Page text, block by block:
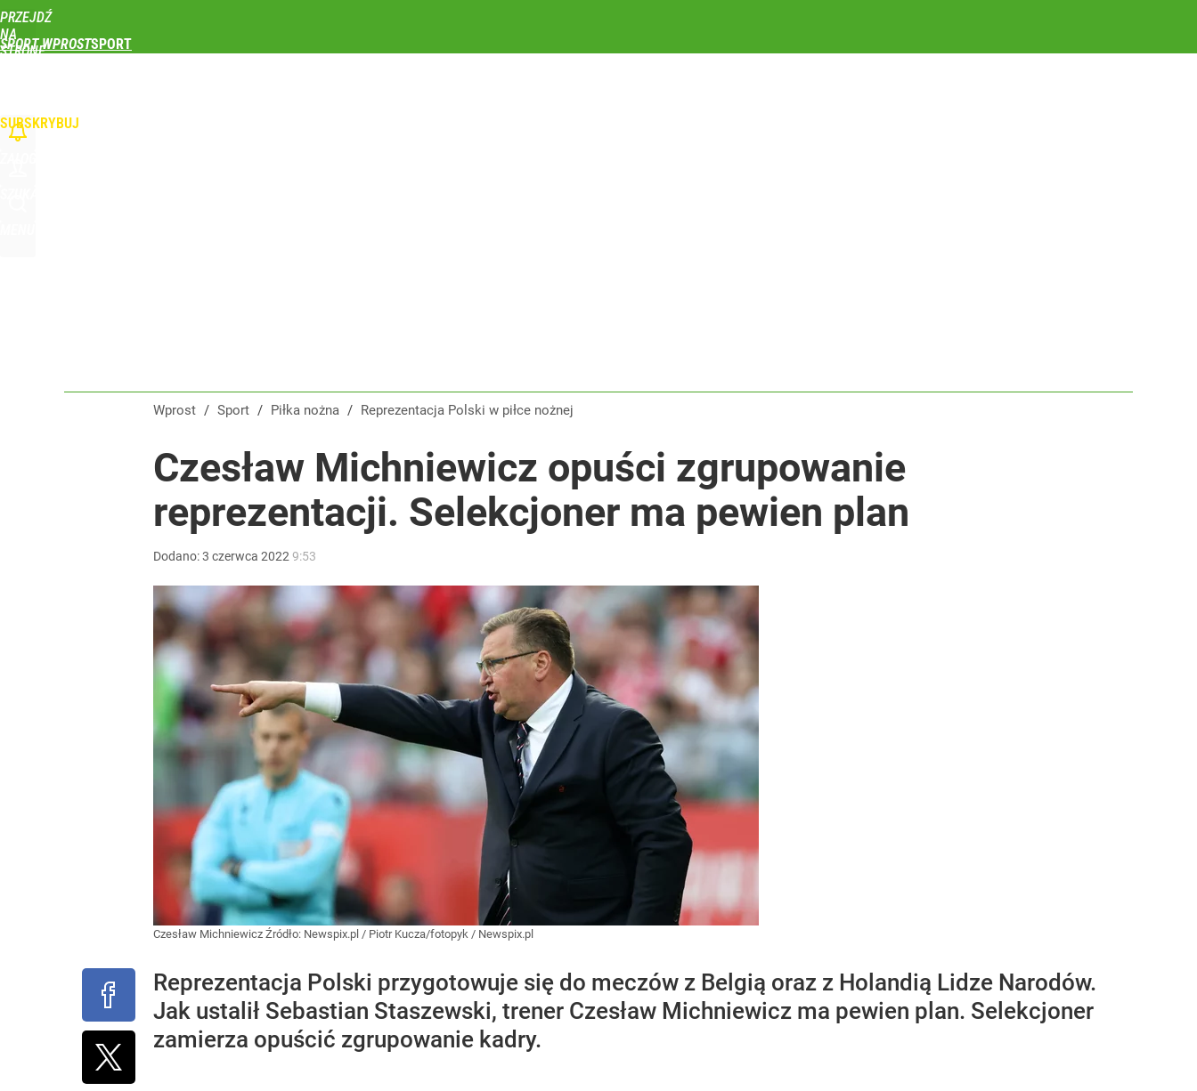
PRZEJDŹ
NA
STRONĘ
SPORT WPROST
SUBSKRYBUJ
Wprost / Sport / Piłka nożna / Reprezentacja Polski w piłce nożnej
Czesław Michniewicz opuści zgrupowanie
reprezentacji. Selekcjoner ma pewien plan
Dodano:3 czerwca 2022 9:53
Czesław Michniewicz Źródło: Newspix.pl / Piotr Kucza/fotopyk / Newspix.pl
Reprezentacja Polski przygotowuje się do meczów z Belgią oraz z Holandią Lidze Narodów.
Jak ustalił Sebastian Staszewski, trener Czesław Michniewicz ma pewien plan. Selekcjoner
zamierza opuścić zgrupowanie kadry.